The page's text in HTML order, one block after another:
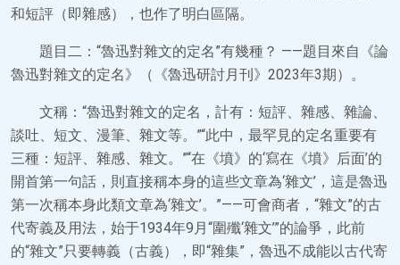
和短評（即雜感），也作了明白區隔。
題目二：“魯迅對雜文的定名”有幾種？ ——題目來自《論
魯迅對雜文的定名》（《魯迅研討月刊》2023年3期）。
文稱：“魯迅對雜文的定名，計有：短評、雜感、雜論、
談吐、短文、漫筆、雜文等。”“此中，最罕見的定名重要有
三種：短評、雜感、雜文。”“在《墳》的‘寫在《墳》后面’的
開首第一句話，則直接稱本身的這些文章為‘雜文’，這是魯迅
第一次稱本身此類文章為‘雜文’。”——可會商者，“雜文”的古
代寄義及用法，始于1934年9月“圍殲‘雜文’”的論爭，此前
的“雜文”只要轉義（古義），即“雜集”，魯迅不成能以古代寄